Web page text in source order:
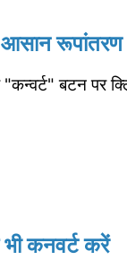
रूपांतरण
बटन पर
कनवर्ट करें